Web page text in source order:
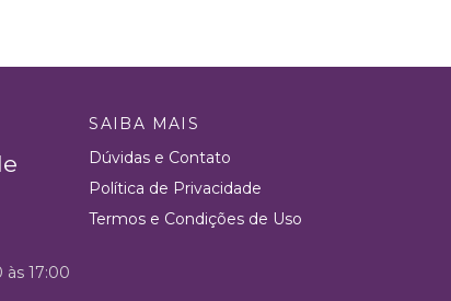
SAIBA MAIS
Dúvidas e Contato
Política de Privacidade
Termos e Condições de Uso
17:00